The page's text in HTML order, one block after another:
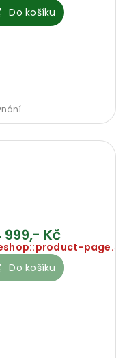
Do košíku
999,- Kč
Do košíku